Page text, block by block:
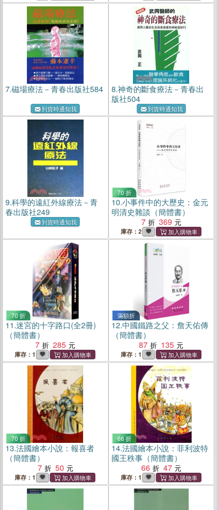
7.磁場療法－青春出版社584
到貨時通知我
8.神奇的斷食療法－青春出
版社504
到貨時通知我
9.科學的遠紅外線療法－青
春出版社249
到貨時通知我
70 折
10.小事件中的大歷史：金元
明清史雜談（簡體書）
7
369
庫存：2
70 折
11.迷宮的十字路口(全2冊)
（簡體書）
7
285
庫存：1
滿額折
12.中國鐵路之父：詹天佑傳
（簡體書）
87
135
庫存：1
70 折
13.法國繪本小說：報喜者
（簡體書）
7
50
庫存：1
66 折
14.法國繪本小說：菲利波特
國王秩事（簡體書）
66
47
庫存：1